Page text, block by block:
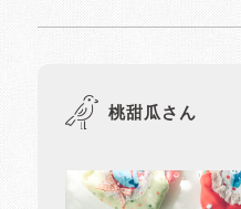
桃甜瓜さん